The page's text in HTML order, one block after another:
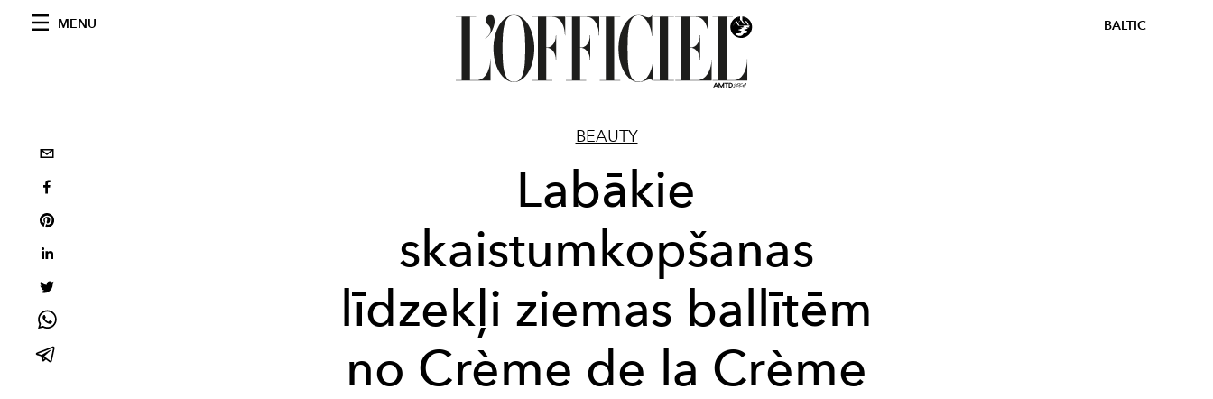
MENU BALTIC
BEAUTY
Labākie
skaistumkopšanas
līdzekļi ziemas ballītēm
no Crème de la Crème